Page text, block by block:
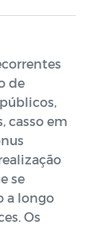
de
casso em
se
a longo
Os